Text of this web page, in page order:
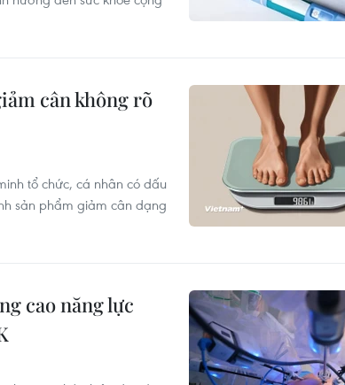
cân không rõ
tổ chức, cá nhân có dấu
sản phẩm giảm cân dạng
cao năng lực